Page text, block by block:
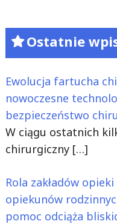
Ostatnie
Ewolucja fartucha
nowoczesne
bezpieczeństwo
W ciągu ostatnich
chirurgiczny […]
Rola zakładów
opiekunów
pomoc odciąża